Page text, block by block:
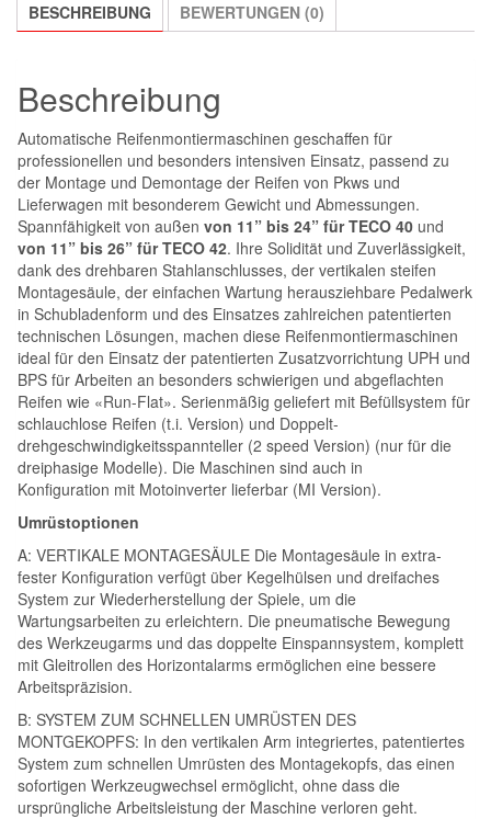
BESCHREIBUNG BEWERTUNGEN (0)
Beschreibung
Automatische Reifenmontiermaschinen geschaffen für
professionellen und besonders intensiven Einsatz, passend zu
der Montage und Demontage der Reifen von Pkws und
Lieferwagen mit besonderem Gewicht und Abmessungen.
Spannfähigkeit von außen von 11” bis 24” für TECO 40 und
von 11” bis 26” für TECO 42. Ihre Solidität und Zuverlässigkeit,
dank des drehbaren Stahlanschlusses, der vertikalen steifen
Montagesäule, der einfachen Wartung herausziehbare Pedalwerk
in Schubladenform und des Einsatzes zahlreichen patentierten
technischen Lösungen, machen diese Reifenmontiermaschinen
ideal für den Einsatz der patentierten Zusatzvorrichtung UPH und
BPS für Arbeiten an besonders schwierigen und abgeﬂachten
Reifen wie «Run-Flat». Serienmäßig geliefert mit Befüllsystem für
schlauchlose Reifen (t.i. Version) und Doppelt-
drehgeschwindigkeitsspannteller (2 speed Version) (nur für die
dreiphasige Modelle). Die Maschinen sind auch in
Konﬁguration mit Motoinverter lieferbar (MI Version).
Umrüstoptionen
A: VERTIKALE MONTAGESÄULE Die Montagesäule in extra-
fester Konﬁguration verfügt über Kegelhülsen und dreifaches
System zur Wiederherstellung der Spiele, um die
Wartungsarbeiten zu erleichtern. Die pneumatische Bewegung
des Werkzeugarms und das doppelte Einspannsystem, komplett
mit Gleitrollen des Horizontalarms ermöglichen eine bessere
Arbeitspräzision.
B: SYSTEM ZUM SCHNELLEN UMRÜSTEN DES
MONTGEKOPFS: In den vertikalen Arm integriertes, patentiertes
System zum schnellen Umrüsten des Montagekopfs, das einen
sofortigen Werkzeugwechsel ermöglicht, ohne dass die
ursprüngliche Arbeitsleistung der Maschine verloren geht.